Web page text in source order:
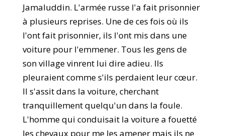
Jamaluddin. L'armée russe l'a fait prisonnier
à plusieurs reprises. Une de ces fois où ils
l'ont fait prisonnier, ils l'ont mis dans une
voiture pour l'emmener. Tous les gens de
son village vinrent lui dire adieu. Ils
pleuraient comme s'ils perdaient leur cœur.
Il s'assit dans la voiture, cherchant
tranquillement quelqu'un dans la foule.
L'homme qui conduisait la voiture a fouetté
les chevaux pour me les amener mais ils ne